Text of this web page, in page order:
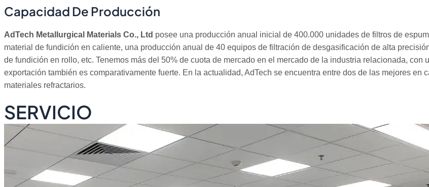
Capacidad De Producción
AdTech Metallurgical Materials Co., Ltd posee una producción anual inicial de 400.000 unidades de filtros de
material de fundición en caliente, una producción anual de 40 equipos de filtración de desgasificación de alta
de fundición en rollo, etc. Tenemos más del 50% de cuota de mercado en el mercado de la industria relacionada,
exportación también es comparativamente fuerte. En la actualidad, AdTech se encuentra entre dos de las mejores
materiales refractarios.
SERVICIO